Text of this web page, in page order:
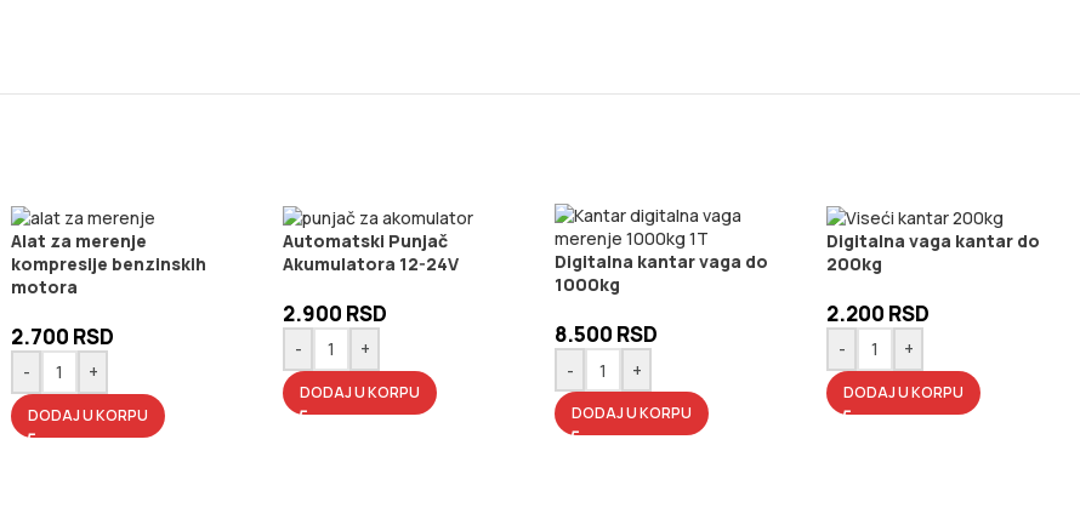
Alat za merenje
kompresije benzinskih
motora
2.700 RSD
- +
DODAJ U KORPU
Automatski Punjač
Akumulatora 12-24V
2.900 RSD
- +
DODAJ U KORPU
Digitalna kantar vaga do
1000kg
8.500 RSD
- +
DODAJ U KORPU
Digitalna vaga kantar do
200kg
2.200 RSD
- +
DODAJ U KORPU